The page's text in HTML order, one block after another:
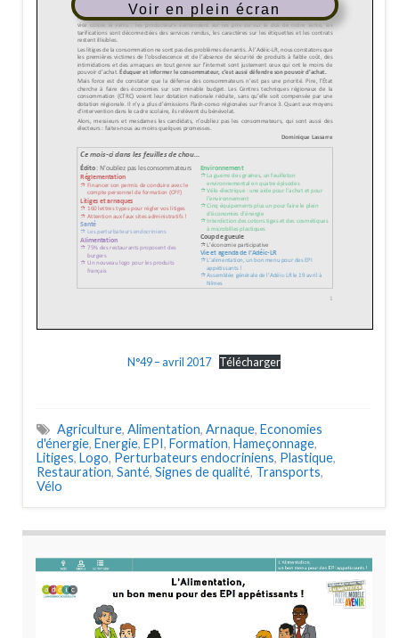
Voir en plein écran
N°49 – avril 2017 Télécharger
Agriculture, Alimentation, Arnaque, Economies
d'énergie, Energie, EPI, Formation, Hameçonnage,
Litiges, Logo, Perturbateurs endocriniens, Plastique,
Restauration, Santé, Signes de qualité, Transports,
Vélo